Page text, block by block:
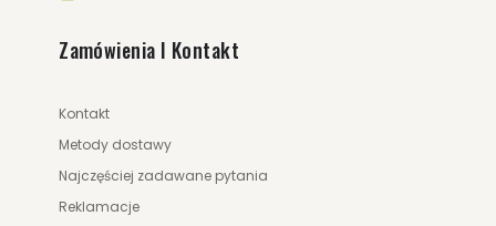
Zamówienia I Kontakt
Kontakt
Metody dostawy
Najczęściej zadawane pytania
Reklamacje